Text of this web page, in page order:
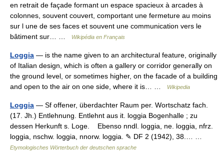
en retrait de façade formant un espace spacieux à arcades à
colonnes, souvent couvert, comportant une fermeture au moins
sur l une de ses faces et souvent une communication vers le
bâtiment sur… …
Wikipédia en Français
Loggia — is the name given to an architectural feature, originally
of Italian design, which is often a gallery or corridor generally on
the ground level, or sometimes higher, on the facade of a building
and open to the air on one side, where it is… …
Wikipedia
Loggia — Sf offener, überdachter Raum per. Wortschatz fach.
(17. Jh.) Entlehnung. Entlehnt aus it. loggia Bogenhalle ; zu
dessen Herkunft s. Loge. Ebenso nndl. loggia, ne. loggia, nfrz.
loggia, nschw. loggia, nnorw. loggia. ✎ DF 2 (1942), 38.… …
Etymologisches Wörterbuch der deutschen sprache